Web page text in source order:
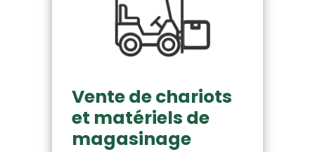
Vente de chariots
et matériels de
magasinage